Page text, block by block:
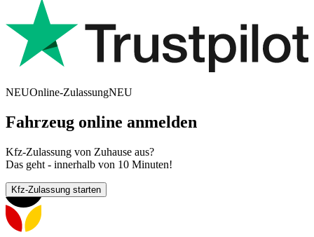
NEUOnline-ZulassungNEU
Fahrzeug online anmelden
Kfz-Zulassung von Zuhause aus?
Das geht - innerhalb von 10 Minuten!
Kfz-Zulassung starten